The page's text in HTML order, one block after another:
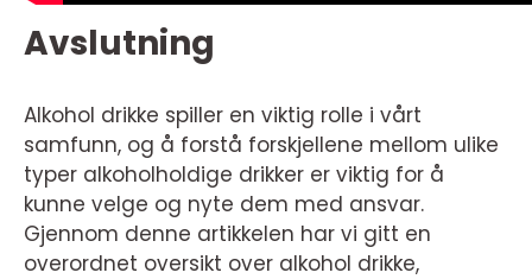
Avslutning
Alkohol drikke spiller en viktig rolle i vårt
samfunn, og å forstå forskjellene mellom ulike
typer alkoholholdige drikker er viktig for å
kunne velge og nyte dem med ansvar.
Gjennom denne artikkelen har vi gitt en
overordnet oversikt over alkohol drikke,